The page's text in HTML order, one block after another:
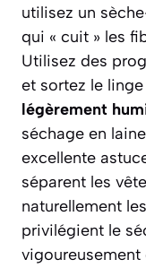
utilisez un
qui « cuit » les
Utilisez des
et sortez le
légèrement
séchage en
excellente
séparent les
naturellement
privilégient le